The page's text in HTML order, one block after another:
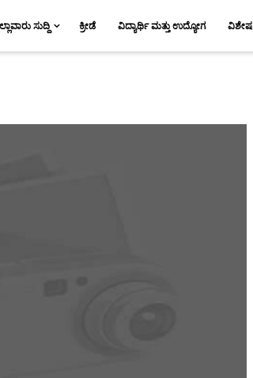
ಸುದ್ದಿ ಕ್ರೀಡೆ ವಿದ್ಯಾರ್ಥಿ ಮತ್ತು ಉದ್ಯೋಗ ವಿಶೇಷ